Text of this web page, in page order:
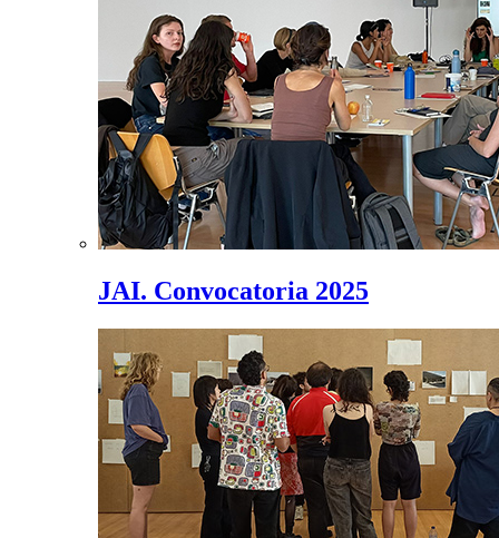
JAI. Convocatoria 2025